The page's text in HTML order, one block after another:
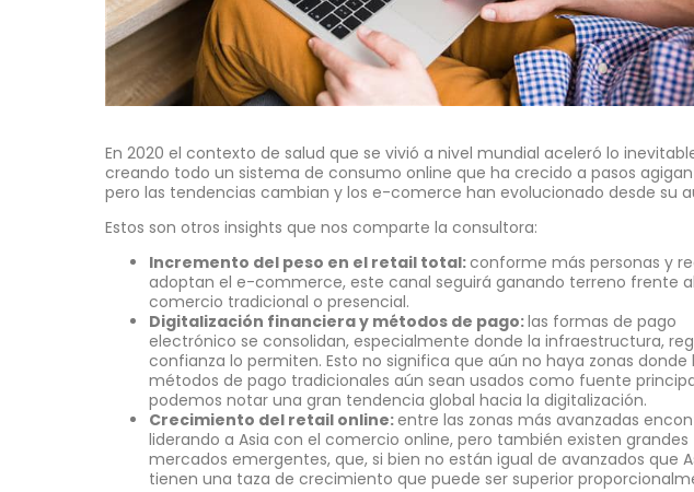
En 2020 el contexto de salud que se vivió a nivel mundial aceleró lo
creando todo un sistema de consumo online que ha crecido a pasos
pero las tendencias cambian y los e-comerce han evolucionado desde su
Estos son otros insights que nos comparte la consultora:
Incremento del peso en el retail total:conforme más personas y
adoptan el e-commerce, este canal seguirá ganando terreno frente al
comercio tradicional o presencial.
Digitalización financiera y métodos de pago:las formas de pago
electrónico se consolidan, especialmente donde la infraestructura,
confianza lo permiten. Esto no significa que aún no haya zonas donde
métodos de pago tradicionales aún sean usados como fuente
podemos notar una gran tendencia global hacia la digitalización.
Crecimiento del retail online:entre las zonas más avanzadas
liderando a Asia con el comercio online, pero también existen grandes
mercados emergentes, que, si bien no están igual de avanzados que
tienen una taza de crecimiento que puede ser superior